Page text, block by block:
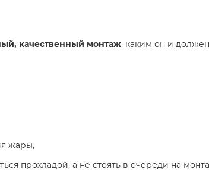
качественный монтаж, каким он и
жары,
прохладой, а не стоять в очереди на